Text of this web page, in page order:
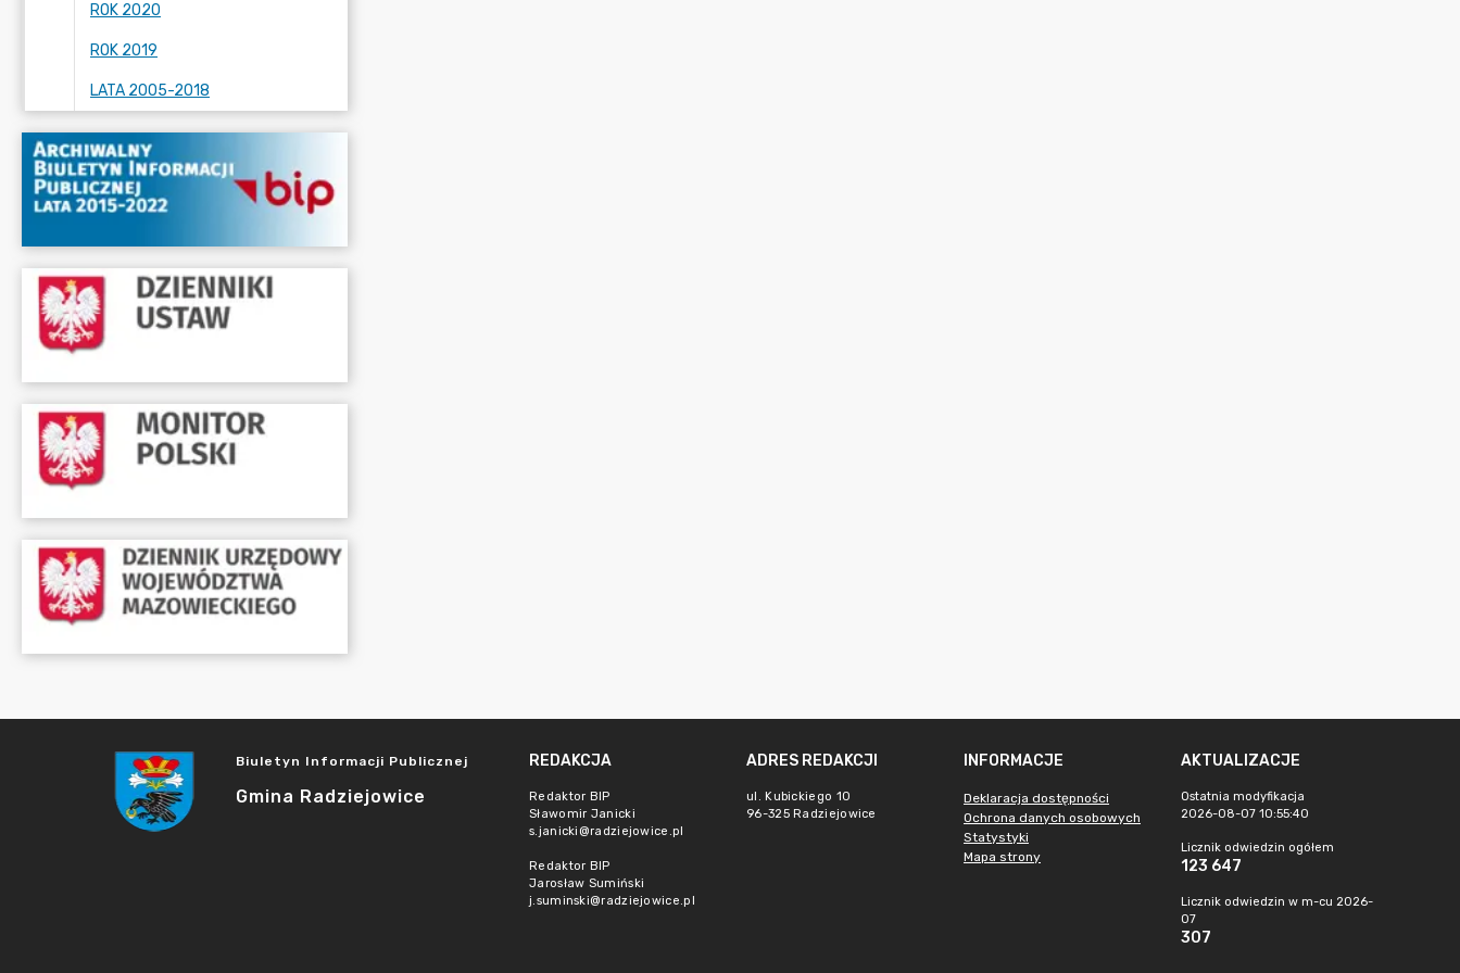
ROK 2020
ROK 2019
LATA 2005-2018
Biuletyn Informacji Publicznej
Gmina Radziejowice
REDAKCJA
Redaktor BIP
Sławomir Janicki
s.janicki@radziejowice.pl
Redaktor BIP
Jarosław Sumiński
j.suminski@radziejowice.pl
ADRES REDAKCJI
ul. Kubickiego 10
96-325 Radziejowice
INFORMACJE
Deklaracja dostępności
Ochrona danych osobowych
Statystyki
Mapa strony
AKTUALIZACJE
Ostatnia modyfikacja
2026-08-07 10:55:40
Licznik odwiedzin ogółem
123 647
Licznik odwiedzin w m-cu 2026-
07
307